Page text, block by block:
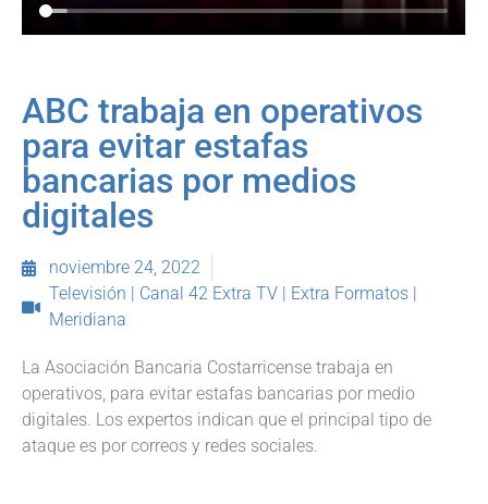
ABC trabaja en operativos
para evitar estafas
bancarias por medios
digitales
noviembre 24, 2022
Televisión | Canal 42 Extra TV | Extra Formatos |
Meridiana
La Asociación Bancaria Costarricense trabaja en
operativos, para evitar estafas bancarias por medio
digitales. Los expertos indican que el principal tipo de
ataque es por correos y redes sociales.